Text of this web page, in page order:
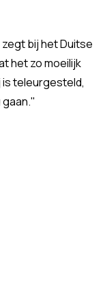
bij het Duitse
het zo moeilijk
is teleurgesteld,